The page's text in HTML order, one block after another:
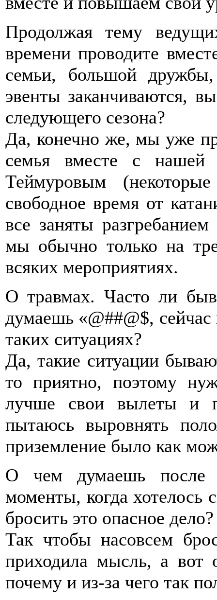
Продолжая тему
времени проводите
семьи, большой
эвенты заканчиваются,
следующего сезона?
Да, конечно же, мы уже
семья вместе с нашей
Теймуровым
свободное время от
все заняты
мы обычно только на
всяких мероприятиях.
О травмах. Часто ли
думаешь «@##@$,
таких ситуациях?
Да, такие ситуации
то приятно, поэтому
лучше свои вылеты и
пытаюсь выровнять
приземление было как
О чем думаешь после
моменты, когда хотелось
бросить это опасное дело?
Так чтобы насовсем
приходила мысль, а вот
почему и из-за чего так